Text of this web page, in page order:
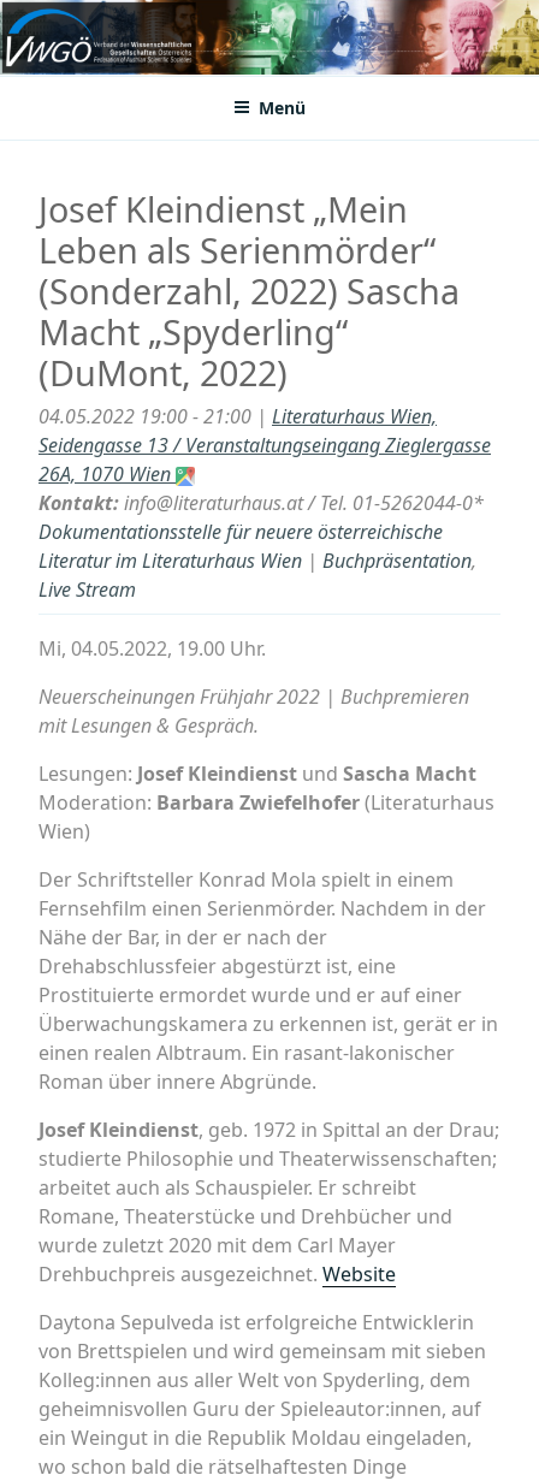
Zum
Inhalt
springenVWGÖ
Federation of Austrian Scientific Societies
Menü
Josef Kleindienst „Mein
Leben als Serienmörder“
(Sonderzahl, 2022) Sascha
Macht „Spyderling“
(DuMont, 2022)
04.05.2022 19:00 - 21:00 | Literaturhaus Wien,
Seidengasse 13 / Veranstaltungseingang Zieglergasse
26A, 1070 Wien
Kontakt:info@literaturhaus.at / Tel. 01-5262044-0*
Dokumentationsstelle für neuere österreichische
Literatur im Literaturhaus Wien | Buchpräsentation,
Live Stream
Mi, 04.05.2022, 19.00 Uhr.
Neuerscheinungen Frühjahr 2022 | Buchpremieren
mit Lesungen & Gespräch.
Lesungen: Josef Kleindienst und Sascha Macht
Moderation: Barbara Zwiefelhofer(Literaturhaus
Wien)
Der Schriftsteller Konrad Mola spielt in einem
Fernsehfilm einen Serienmörder. Nachdem in der
Nähe der Bar, in der er nach der
Drehabschlussfeier abgestürzt ist, eine
Prostituierte ermordet wurde und er auf einer
Überwachungskamera zu erkennen ist, gerät er in
einen realen Albtraum. Ein rasant-lakonischer
Roman über innere Abgründe.
Josef Kleindienst, geb. 1972 in Spittal an der Drau;
studierte Philosophie und Theaterwissenschaften;
arbeitet auch als Schauspieler. Er schreibt
Romane, Theaterstücke und Drehbücher und
wurde zuletzt 2020 mit dem Carl Mayer
Drehbuchpreis ausgezeichnet. Website
Daytona Sepulveda ist erfolgreiche Entwicklerin
von Brettspielen und wird gemeinsam mit sieben
Kolleg:innen aus aller Welt von Spyderling, dem
geheimnisvollen Guru der Spieleautor:innen, auf
ein Weingut in die Republik Moldau eingeladen,
wo schon bald die rätselhaftesten Dinge